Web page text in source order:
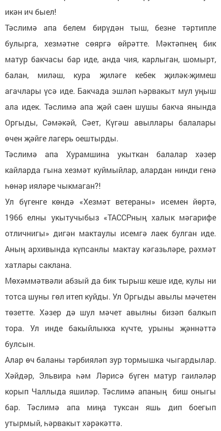
икән ич быел!
Тәслимә апа белем бирүдән тыш, безне тәртипле
булырга, хезмәтне сөяргә өйрәтте. Мәктәпнең бик
матур бакчасы бар иде, анда чия, карлыган, шомырт,
балан, миләш, кура җиләге кебек җиләк-җимеш
агачлары үсә иде. Бакчада эшләп һәрвакыт мул уңыш
ала идек. Тәслимә апа җәй саен шушы бакча янында
Оргыды, Сәмәкәй, Сәет, Күгәш авыллары балалары
өчен җәйге лагерь оештырды.
Тәслимә апа Хурамшина укыткан балалар хәзер
кайларда гына хезмәт куймыйлар, алардан нинди генә
һөнәр ияләре чыкмаган?!
Ул бүгенге көндә «Хезмәт ветераны» исемен йөртә,
1966 елны укытучыбыз «ТАССРның халык мәгарифе
отличнигы» дигән мактаулы исемгә лаек булган иде.
Аның архивында күпсанлы мактау кәгазьләре, рәхмәт
хатлары саклана.
Мөхәммәтвәли абзый да бик тырыш кеше иде, кулы ни
тотса шуны гөл итеп куйды. Ул Оргыды авылы мәчетен
төзетте. Хәзер дә шул мәчет авылны бизәп балкып
тора. Ул инде бакыйлыкка күчте, урыны җәннәттә
булсын.
Алар өч баланы тәрбияләп зур тормышка чыгардылар.
Хәйдәр, Эльвира һәм Ләрисә бүген матур гаиләләр
корып Чаллыда яшиләр. Тәслимә апаның биш оныгы
бар. Тәслимә апа миңа туксан яшь дип боегып
утырмый, һәрвакыт хәрәкәттә.